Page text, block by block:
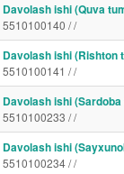
Davolash ishi (Quva
5510100140 / /
Davolash ishi (Rishton
5510100141 / /
Davolash ishi
5510100233 / /
Davolash ishi
5510100234 / /